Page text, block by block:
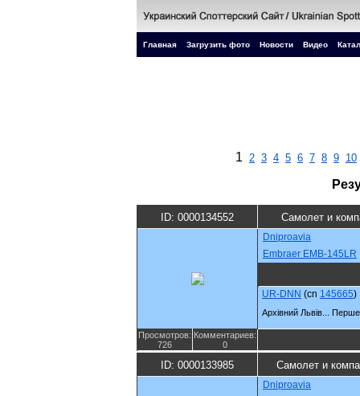
Главная Загрузить фото Новости Видео
1 2 3 4 5 6 7 8 9 10
ID: 0000134552 Самолет и
Dniproavia
Embraer EMB-145LR
UR-DNN (cn 145665)
Архівний Львів...
Просмотров:
726
Комментариев:
0
ID: 0000133985 Самолет и
Dniproavia